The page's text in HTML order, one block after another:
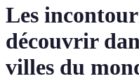
Les
découvrir
villes du